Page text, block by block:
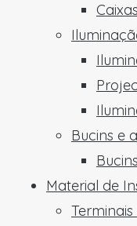
Bucins e
Material de